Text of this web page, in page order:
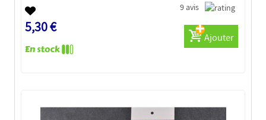
9 avis
5,30 €
Ajouter